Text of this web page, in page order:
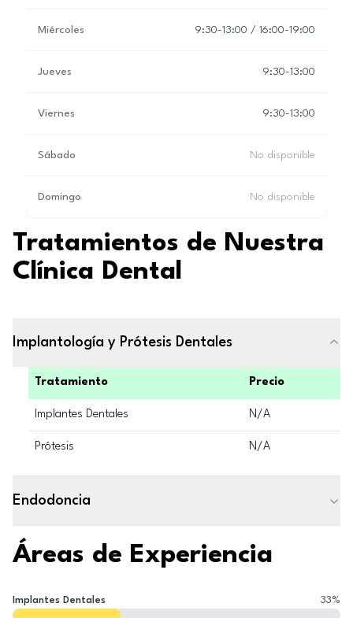
Miércoles 9:30-13:00 / 16:00-19:00
Jueves 9:30-13:00
Viernes 9:30-13:00
Sábado No disponible
Domingo No disponible
Tratamientos de Nuestra
Clínica Dental
Implantología y Prótesis Dentales
Tratamiento Precio
Implantes Dentales N/A
Prótesis N/A
Endodoncia
Áreas de Experiencia
Implantes Dentales 33%